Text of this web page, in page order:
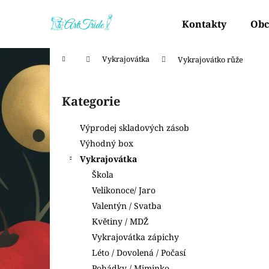
Kontakty
Domů Vykrajovátka Vykrajovátko růže
t
r
a
í
p
Přeskočit
kategorie
Kategorie
Výprodej skladových zásob
Výhodný box
Vykrajovátka
Škola
Velikonoce/ Jaro
Valentýn / Svatba
Květiny / MDŽ
Vykrajovátka zápichy
Léto / Dovolená / Počasí
í
Zpět
do
obchodu
Zpět
do
obchodu